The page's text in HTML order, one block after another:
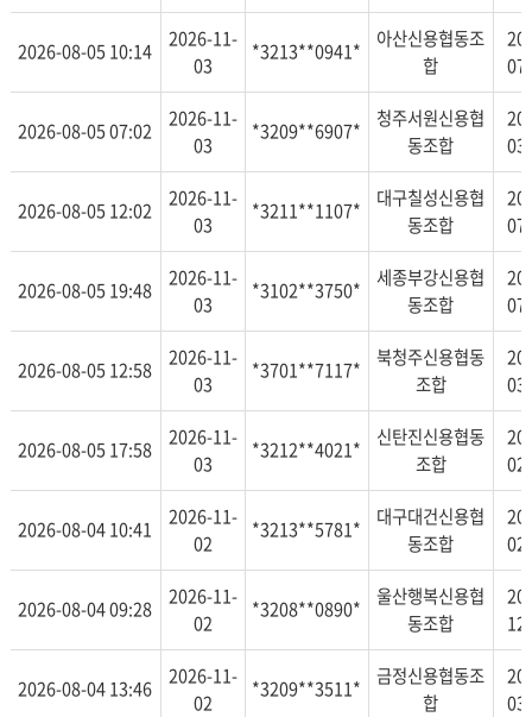
2026-08-05 10:14
2026-11-
03
*3213**0941*
아산신용협동조
합
2026-08-05 07:02
2026-11-
03
*3209**6907*
청주서원신용협
동조합
2026-08-05 12:02
2026-11-
03
*3211**1107*
대구칠성신용협
동조합
2026-08-05 19:48
2026-11-
03
*3102**3750*
세종부강신용협
동조합
2026-08-05 12:58
2026-11-
03
*3701**7117*
북청주신용협동
조합
2026-08-05 17:58
2026-11-
03
*3212**4021*
신탄진신용협동
조합
2026-08-04 10:41
2026-11-
02
*3213**5781*
대구대건신용협
동조합
2026-08-04 09:28
2026-11-
02
*3208**0890*
울산행복신용협
동조합
2026-08-04 13:46
2026-11-
02
*3209**3511*
금정신용협동조
합